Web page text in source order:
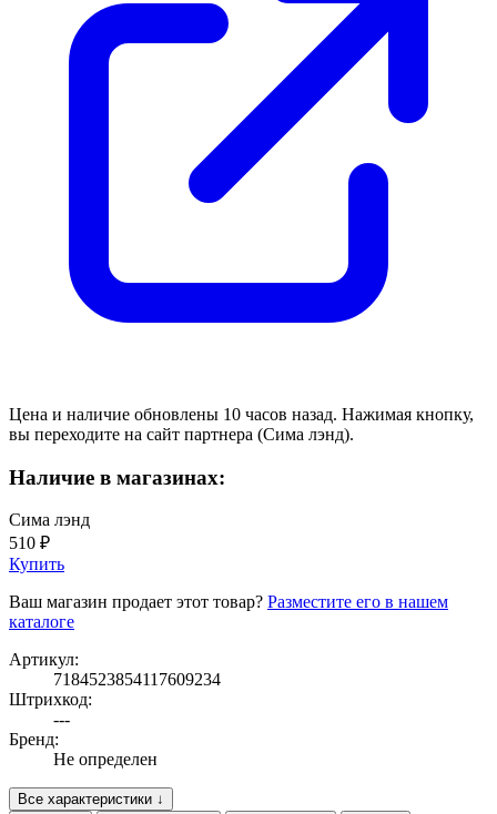
Цена и наличие обновлены 10 часов назад. Нажимая кнопку,
вы переходите на сайт партнера (Сима лэнд).
Наличие в магазинах:
Сима лэнд
510 ₽
Купить
Ваш магазин продает этот товар? Разместите его в нашем
каталоге
Артикул:
7184523854117609234
Штрихкод:
---
Бренд:
Не определен
Все характеристики ↓